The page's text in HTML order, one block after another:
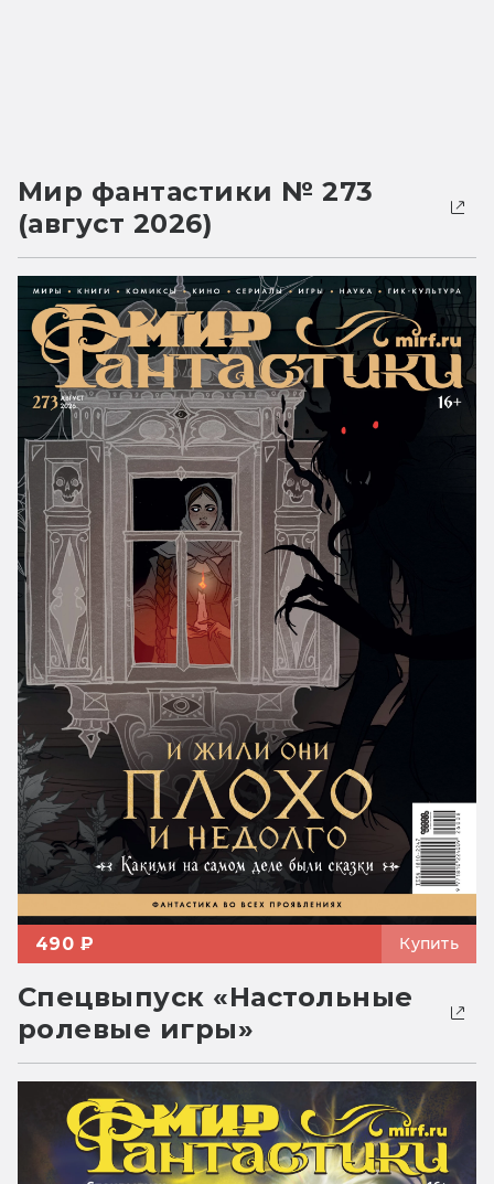
Мир фантастики № 273
(август 2026)
490 ₽ Купить
Спецвыпуск «Настольные
ролевые игры»